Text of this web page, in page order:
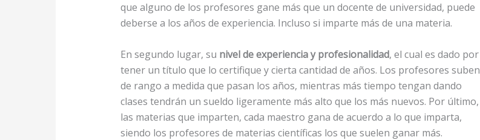
que alguno de los profesores gane más que un docente de universidad, puede
deberse a los años de experiencia. Incluso si imparte más de una materia.
En segundo lugar, su nivel de experiencia y profesionalidad, el cual es dado por
tener un título que lo certifique y cierta cantidad de años. Los profesores suben
de rango a medida que pasan los años, mientras más tiempo tengan dando
clases tendrán un sueldo ligeramente más alto que los más nuevos. Por último,
las materias que imparten, cada maestro gana de acuerdo a lo que imparta,
siendo los profesores de materias científicas los que suelen ganar más.